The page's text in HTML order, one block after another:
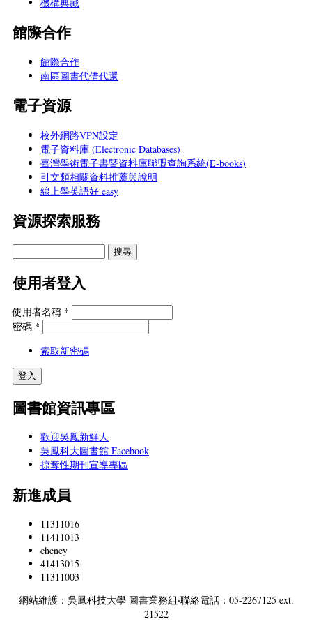
館際合作
館際合作
南區圖書代借代還
電子資源
校外網路VPN設定
電子資料庫 (Electronic Databases)
臺灣學術電子書暨資料庫聯盟查詢系統(E-books)
引文類相關資料推薦與說明
線上學英語好 easy
資源探索服務
使用者登入
使用者名稱 *
密碼 *
索取新密碼
圖書館資訊專區
歡迎吳鳳新鮮人
吳鳳科大圖書館 Facebook
掠奪性期刊宣導專區
新進成員
11311016
11411013
cheney
41413015
11311003
網站維護：吳鳳科技大學 圖書業務組‧聯絡電話：05-2267125 ext.
21522